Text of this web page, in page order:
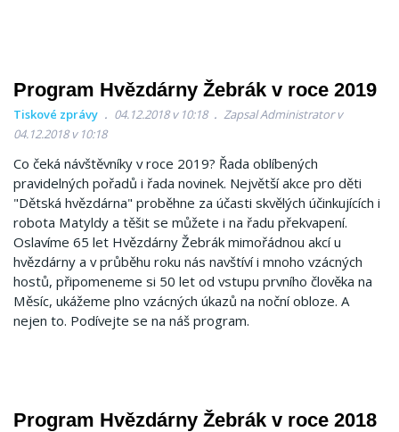
Program Hvězdárny Žebrák v roce 2019
Tiskové zprávy 04.12.2018 v 10:18
Zapsal Administrator v
04.12.2018 v 10:18
Co čeká návštěvníky v roce 2019? Řada oblíbených
pravidelných pořadů i řada novinek. Největší akce pro děti
"Dětská hvězdárna" proběhne za účasti skvělých účinkujících i
robota Matyldy a těšit se můžete i na řadu překvapení.
Oslavíme 65 let Hvězdárny Žebrák mimořádnou akcí u
hvězdárny a v průběhu roku nás navštíví i mnoho vzácných
hostů, připomeneme si 50 let od vstupu prvního člověka na
Měsíc, ukážeme plno vzácných úkazů na noční obloze. A
nejen to. Podívejte se na náš program.
Program Hvězdárny Žebrák v roce 2018